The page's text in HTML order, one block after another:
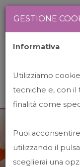
GESTIONE
Informativa
Utilizziamo
tecniche e, con il
finalità come
Puoi
utilizzando il
sceglierai una